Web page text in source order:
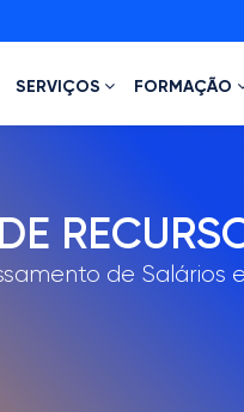
SERVIÇOS FORMAÇÃO
de Salários